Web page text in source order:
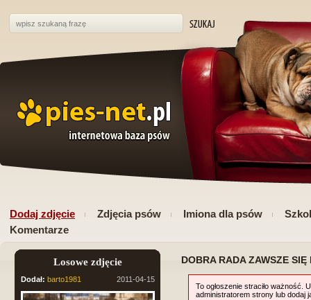
Dodaj zdjęcie Zdjęcia psów Imiona dla psów
Komentarze
DOBRA RADA ZAWSZE
To ogłoszenie straciło ważność.
administratorem strony lub dodaj
Losowe zdjęcie
Dodał: barto1981 2011-04-15